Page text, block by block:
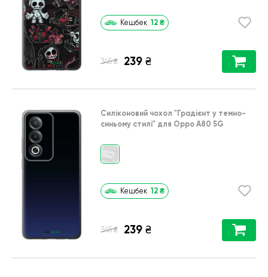
Кешбек 12 ₴
345 ₴ 239 ₴
Силіконовий чохол "Градієнт у темно-
синьому стилі" для Oppo A80 5G
Кешбек 12 ₴
345 ₴ 239 ₴